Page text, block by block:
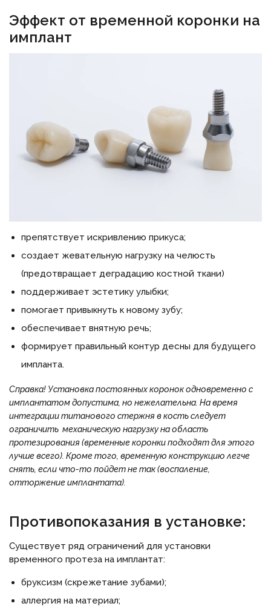
Эффект от временной коронки на
имплант
препятствует искривлению прикуса;
создает жевательную нагрузку на челюсть
(предотвращает деградацию костной ткани)
поддерживает эстетику улыбки;
помогает привыкнуть к новому зубу;
обеспечивает внятную речь;
формирует правильный контур десны для будущего
импланта.
Справка! Установка постоянных коронок одновременно с
имплантатом допустима, но нежелательна. На время
интеграции титанового стержня в кость следует
ограничить механическую нагрузку на область
протезирования (временные коронки подходят для этого
лучше всего). Кроме того, временную конструкцию легче
снять, если что-то пойдет не так (воспаление,
отторжение имплантата).
Противопоказания в установке:
Существует ряд ограничений для установки
временного протеза на имплантат:
бруксизм (скрежетание зубами);
аллергия на материал;